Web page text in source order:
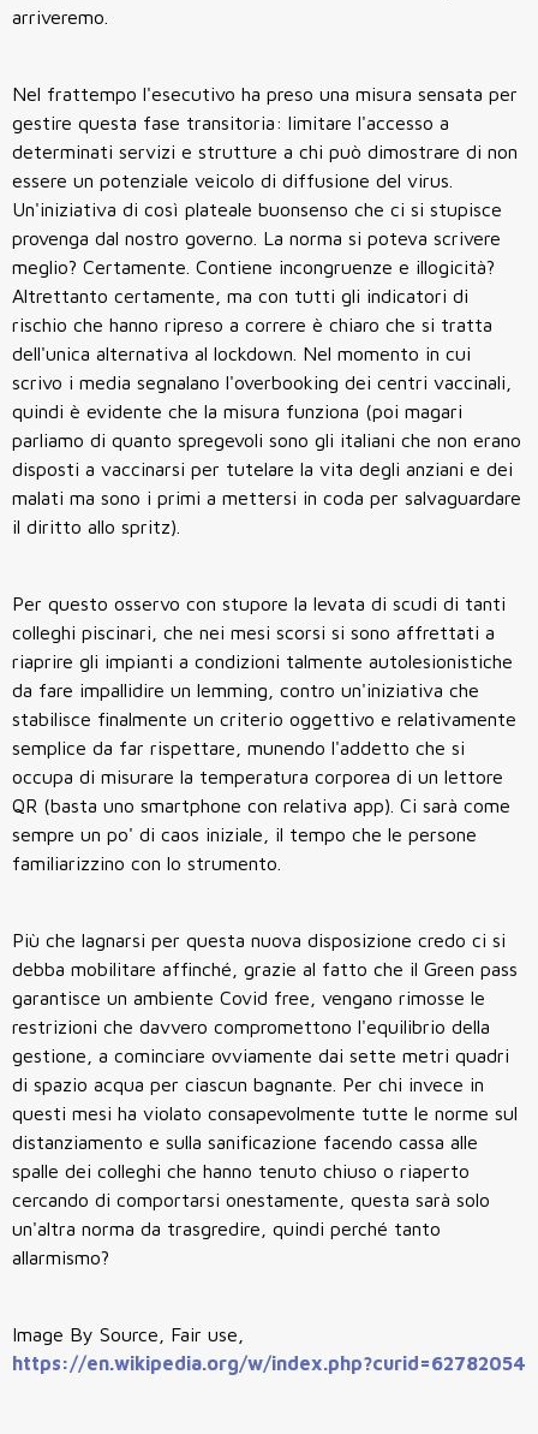
arriveremo.
Nel frattempo l'esecutivo ha preso una misura sensata per
gestire questa fase transitoria: limitare l'accesso a
determinati servizi e strutture a chi può dimostrare di non
essere un potenziale veicolo di diffusione del virus.
Un'iniziativa di così plateale buonsenso che ci si stupisce
provenga dal nostro governo. La norma si poteva scrivere
meglio? Certamente. Contiene incongruenze e illogicità?
Altrettanto certamente, ma con tutti gli indicatori di
rischio che hanno ripreso a correre è chiaro che si tratta
dell'unica alternativa al lockdown. Nel momento in cui
scrivo i media segnalano l'overbooking dei centri vaccinali,
quindi è evidente che la misura funziona (poi magari
parliamo di quanto spregevoli sono gli italiani che non erano
disposti a vaccinarsi per tutelare la vita degli anziani e dei
malati ma sono i primi a mettersi in coda per salvaguardare
il diritto allo spritz).
Per questo osservo con stupore la levata di scudi di tanti
colleghi piscinari, che nei mesi scorsi si sono affrettati a
riaprire gli impianti a condizioni talmente autolesionistiche
da fare impallidire un lemming, contro un'iniziativa che
stabilisce finalmente un criterio oggettivo e relativamente
semplice da far rispettare, munendo l'addetto che si
occupa di misurare la temperatura corporea di un lettore
QR (basta uno smartphone con relativa app). Ci sarà come
sempre un po' di caos iniziale, il tempo che le persone
familiarizzino con lo strumento.
Più che lagnarsi per questa nuova disposizione credo ci si
debba mobilitare affinché, grazie al fatto che il Green pass
garantisce un ambiente Covid free, vengano rimosse le
restrizioni che davvero compromettono l'equilibrio della
gestione, a cominciare ovviamente dai sette metri quadri
di spazio acqua per ciascun bagnante. Per chi invece in
questi mesi ha violato consapevolmente tutte le norme sul
distanziamento e sulla sanificazione facendo cassa alle
spalle dei colleghi che hanno tenuto chiuso o riaperto
cercando di comportarsi onestamente, questa sarà solo
un'altra norma da trasgredire, quindi perché tanto
allarmismo?
Image By Source, Fair use,
https://en.wikipedia.org/w/index.php?curid=62782054